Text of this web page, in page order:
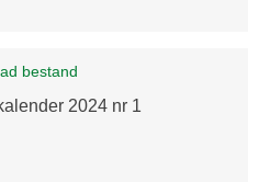
bestand
2024 nr 1